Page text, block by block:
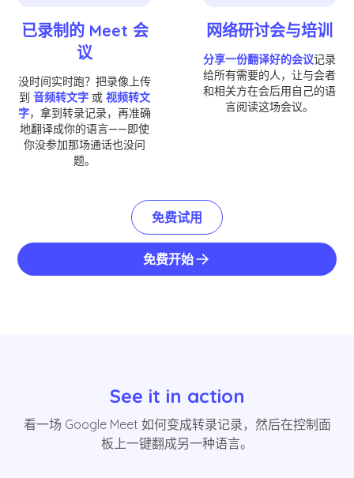
已录制的 Meet 会
议
没时间实时跑？把录像上传
到音频转文字 或视频转文
字，拿到转录记录，再准确
地翻译成你的语言——即使
你没参加那场通话也没问
题。
网络研讨会与培训
分享一份翻译好的会议记录
给所有需要的人，让与会者
和相关方在会后用自己的语
言阅读这场会议。
免费试用
免费开始
See it in action
看一场 Google Meet 如何变成转录记录，然后在控制面
板上一键翻成另一种语言。